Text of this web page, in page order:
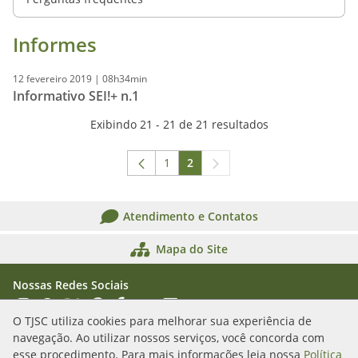
O TJSC utiliza cookies para melhorar sua experiência de
navegação. Ao utilizar nossos serviços, você concorda com
esse procedimento. Para mais informações leia nossa Política
Informes
12fevereiro2019 | 08h34min
Informativo SEI!+ n.1
Exibindo 21 - 21 de 21 resultados
Página
1 Página
2
Atendimento e Contatos
Mapa do Site
Nossas Redes Sociais
Acessar Instagram
Acessar WhatsApp
Acessar XAcessar Threads
Acessar Facebook
Acessar YouTube
Acessar Flickr
Acessar SoundCloud
Rua Álvaro Millen da Silveira, n. 208